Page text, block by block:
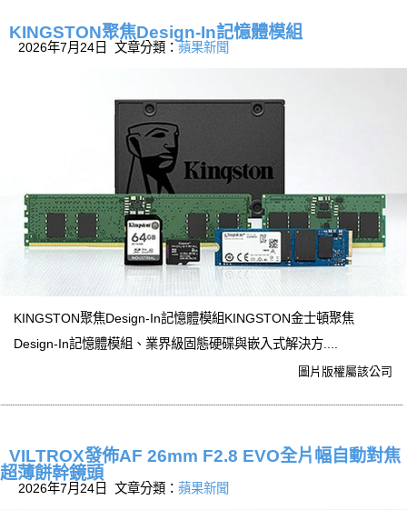
KINGSTON聚焦Design-In記憶體模組
2026年7月24日 文章分類：蘋果新聞
KINGSTON聚焦Design-In記憶體模組KINGSTON金士頓聚焦
Design-In記憶體模組、業界級固態硬碟與嵌入式解決方....
圖片版權屬該公司
VILTROX發佈AF 26mm F2.8 EVO全片幅自動對焦
超薄餅幹鏡頭
2026年7月24日 文章分類： 蘋果新聞